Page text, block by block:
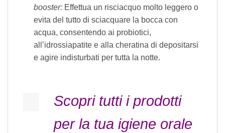
booster:Effettua un risciacquo molto leggero o
evita del tutto di sciacquare la bocca con
acqua, consentendo ai probiotici,
all’idrossiapatite e alla cheratina di depositarsi
e agire indisturbati per tutta la notte.
Scopri tutti i prodotti
per la tua igiene orale